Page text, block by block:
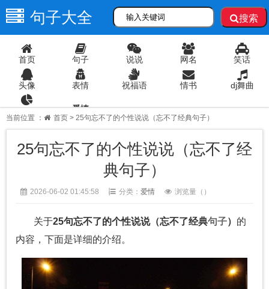
句子大全 搜索
首页 句子 说说 网名 笑话
头像 表情 祝福语 情书 dj舞曲
爱情
当前位置 ： 首页 > 25句忘不了的个性说说（忘不了经典句子）
25句忘不了的个性说说（忘不了经
典句子）
2026-06-02 01:45:58 分类： 爱情 浏览量（ ）
关于25句忘不了的个性说说（忘不了经典句子） 的
内容，下面是详细的介绍。